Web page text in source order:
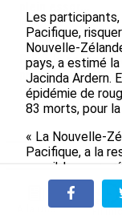
le 04/08/2026
Prix à la
progression en
Guyane...
le 03/08/2026
À la une
Les
Pacifique,
Nouvelle-
pays, a estimé
Jacinda Ardern.
épidémie de
83 morts, pour
« La Nouvelle-
Pacifique, a la
possible pour
la région, a-t-
« Ce serait